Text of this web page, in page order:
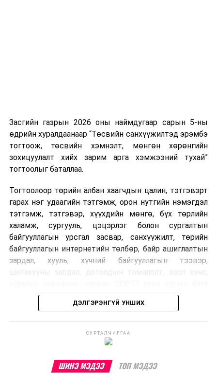
Шинэ хууль Францын зах зээлд үйлчилдэг гадаадын
дуудлагын төвүүдэд нөлөөлөхөөр байна. Тухайлбал,
Мароккогийн дуудлагын төвүүдийн орлогын 80 гаруй
хувь Францын зах зээлээс бүрддэг бөгөөд тус улсын
40–50 мянган ажлын байр эрсдэлд орж болзошгүйг
Засгийн газрын 2026 оны наймдугаар сарын 5-ны
өдрийн хуралдаанаар “Төсвийн санхүүжилтэд эрэмбэ
тогтоож, төсвийн хэмнэлт, мөнгөн хөрөнгийн
зохицуулалт хийх зарим арга хэмжээний тухай”
тогтоолыг баталлаа.
Тогтоолоор төрийн албан хаагчдын цалин, тэтгэвэрт
гарах нэг удаагийн тэтгэмж, орон нутгийн нэмэгдэл
тэтгэмж, тэтгэвэр, хүүхдийн мөнгө, бүх төрлийн
халамж, сургууль, цэцэрлэг болон сургалтын
байгууллагын урсгал засвар, санхүүжилт, төрийн
байгууллагын интернетийн төлбөр, байр ашиглалтын
зардал, хууль, хүчний байгууллагын тээвэр,
хурлын зардал, Засгийн газрын өр, орон нутгийн нөөц
хөрөнгийн санхүүжилтийг хэвийн үргэлжлүүлэхээр
шийдвэрлэжээ.
Харин дараах зардлыг хязгаарлахаар болсон байна.
ДЭЛГЭРЭНГҮЙ УНШИХ
СУРТАЛЧИЛГАА
ШИНЭ МЭДЭЭ ТОП МЭДЭЭ